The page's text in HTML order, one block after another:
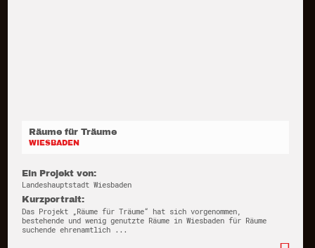
Räume für Träume
WIESBADEN
Ein Projekt von:
Landeshauptstadt Wiesbaden
Kurzportrait:
Das Projekt „Räume für Träume“ hat sich vorgenommen,
bestehende und wenig genutzte Räume in Wiesbaden für Räume
suchende ehrenamtlich ...